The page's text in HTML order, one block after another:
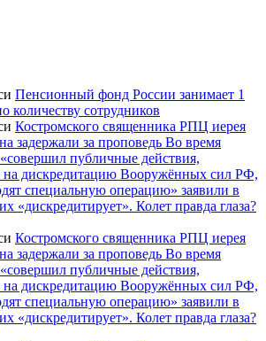
Пенсионный фонд России занимает 1
количеству сотрудников
Костромского священника РПЦ иерея
задержали за проповедь Во время
публичные действия,
на дискредитацию Вооружённых сил РФ,
специальную операцию» заявили в
«дискредитирует». Колет правда глаза?
Костромского священника РПЦ иерея
задержали за проповедь Во время
публичные действия,
на дискредитацию Вооружённых сил РФ,
специальную операцию» заявили в
«дискредитирует». Колет правда глаза?